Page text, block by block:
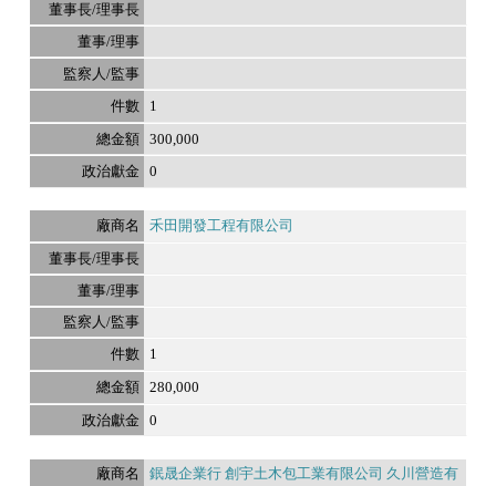
1
300,000
0
禾田開發工程有限公司
1
280,000
0
鈱晟企業行 創宇土木包工業有限公司 久川營造有